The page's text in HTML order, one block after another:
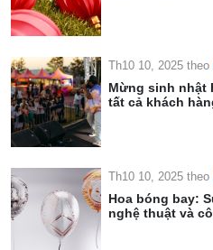
Th10 10, 2025 theo
Mừng sinh nhật
tất cả khách
Th10 10, 2025 theo
Hoa bóng bay:
nghệ thuật và